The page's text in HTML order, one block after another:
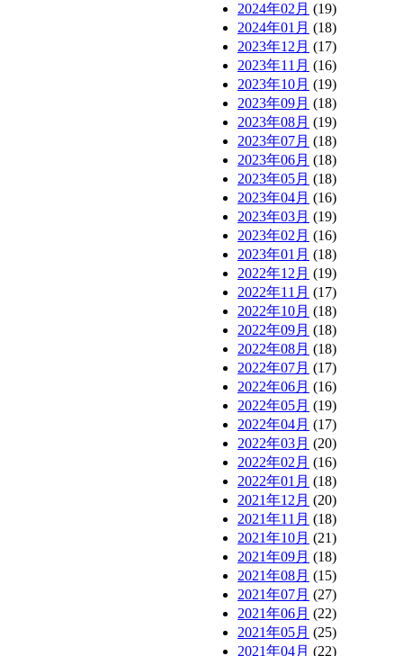
2024年02月 (19)
2024年01月 (18)
2023年12月 (17)
2023年11月 (16)
2023年10月 (19)
2023年09月 (18)
2023年08月 (19)
2023年07月 (18)
2023年06月 (18)
2023年05月 (18)
2023年04月 (16)
2023年03月 (19)
2023年02月 (16)
2023年01月 (18)
2022年12月 (19)
2022年11月 (17)
2022年10月 (18)
2022年09月 (18)
2022年08月 (18)
2022年07月 (17)
2022年06月 (16)
2022年05月 (19)
2022年04月 (17)
2022年03月 (20)
2022年02月 (16)
2022年01月 (18)
2021年12月 (20)
2021年11月 (18)
2021年10月 (21)
2021年09月 (18)
2021年08月 (15)
2021年07月 (27)
2021年06月 (22)
2021年05月 (25)
2021年04月 (22)